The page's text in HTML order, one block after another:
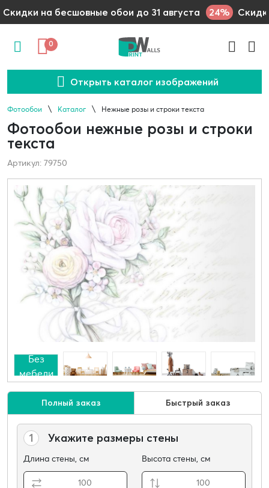
Скидки на бесшовные обои до 31 августа 24%
0
Открыть каталог изображений
Фотообои Каталог Нежные розы и строки текста
Фотообои нежные розы и строки
текста
Артикул: 79750
Без
мебели
Полный заказ Быстрый заказ
1 Укажите размеры стены
Длина стены, см Высота стены, см